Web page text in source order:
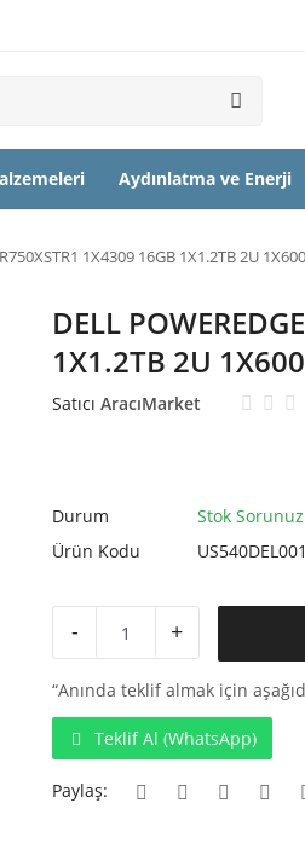
Aydınlatma ve Enerji
1X4309 16GB 1X1.2TB 2U
DELL
1X1.2TB 2U
Satıcı AracıMarket
Durum
Stok Sorunuz
Ürün Kodu
- +
“Anında teklif almak için
Teklif Al (WhatsApp)
Paylaş: